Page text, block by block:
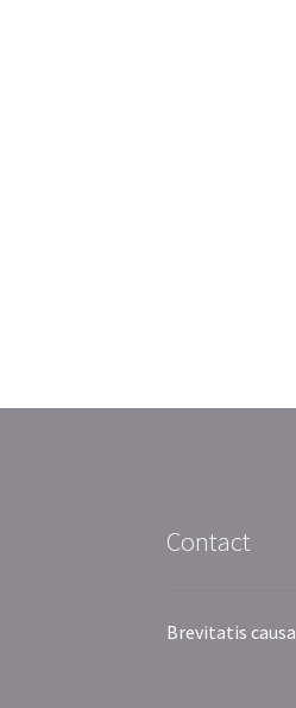
Contact
Brevitatis causa